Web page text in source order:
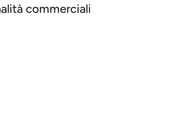
commerciali